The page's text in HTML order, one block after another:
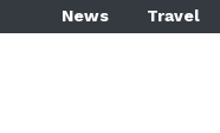
News Travel